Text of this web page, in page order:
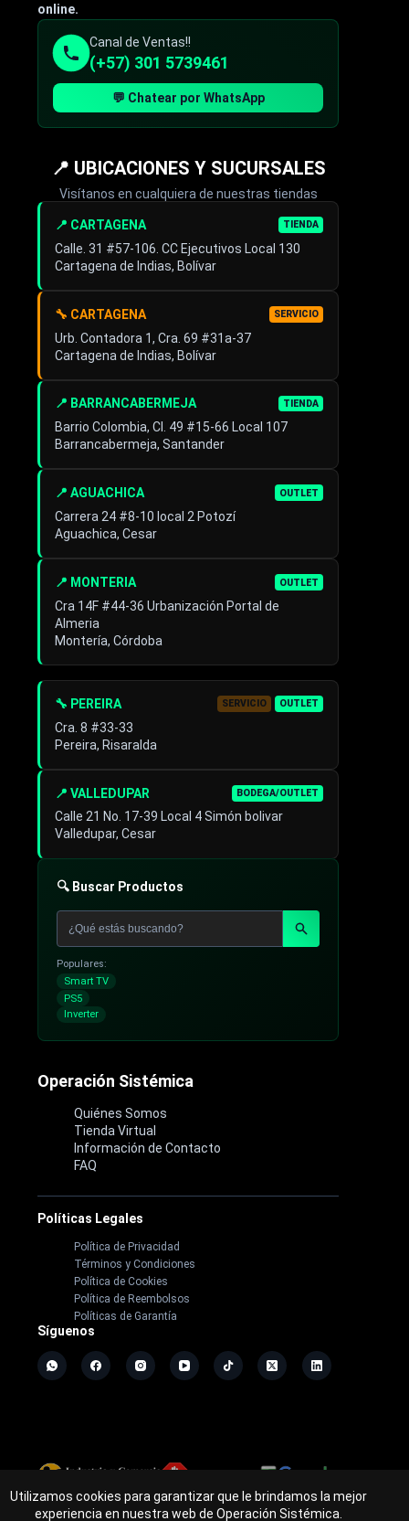
Utilizamos cookies para garantizar que le brindamos la mejor
experiencia en nuestra web de Operación Sistémica.
online.
Canal de Ventas!!
(+57) 301 5739461
💬 Chatear por WhatsApp
📍 UBICACIONES Y SUCURSALES
Visítanos en cualquiera de nuestras tiendas
📍 CARTAGENA TIENDA
Calle. 31 #57-106. CC Ejecutivos Local 130
Cartagena de Indias, Bolívar
🔧 CARTAGENA SERVICIO
Urb. Contadora 1, Cra. 69 #31a-37
Cartagena de Indias, Bolívar
📍 BARRANCABERMEJA TIENDA
Barrio Colombia, Cl. 49 #15-66 Local 107
Barrancabermeja, Santander
📍 AGUACHICA OUTLET
Carrera 24 #8-10 local 2 Potozí
Aguachica, Cesar
📍 MONTERIA OUTLET
Cra 14F #44-36 Urbanización Portal de
Almeria
Montería, Córdoba
📍 VALLEDUPAR BODEGA/OUTLET
Calle 21 No. 17-39 Local 4 Simón bolivar
Valledupar, Cesar
🔧 PEREIRA SERVICIO OUTLET
Cra. 8 #33-33
Pereira, Risaralda
🔍 Buscar Productos
Populares:
Smart TV
PS5
Inverter
Operación Sistémica
Quiénes Somos
Tienda Virtual
Información de Contacto
FAQ
Políticas Legales
Política de Privacidad
Términos y Condiciones
Política de Cookies
Política de Reembolsos
Políticas de Garantía
Síguenos
Copyright © 2026 - Operación Sistémica